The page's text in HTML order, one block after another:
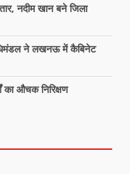
नदीम खान बने जिला
ने लखनऊ में कैबिनेट
का औचक निरिक्षण